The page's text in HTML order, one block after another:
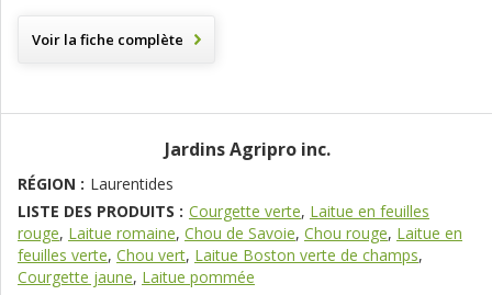
Voir la fiche complète
Jardins Agripro inc.
RÉGION : Laurentides
LISTE DES PRODUITS : Courgette verte, Laitue en feuilles
rouge, Laitue romaine, Chou de Savoie, Chou rouge, Laitue en
feuilles verte, Chou vert, Laitue Boston verte de champs,
Courgette jaune, Laitue pommée